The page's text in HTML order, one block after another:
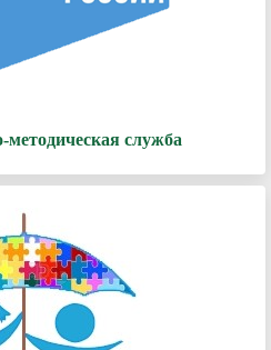
методическая служба